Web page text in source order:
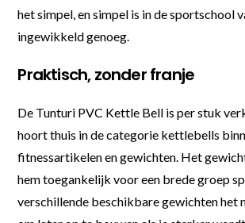
het simpel, en simpel is in de sportschool
ingewikkeld genoeg.
Praktisch, zonder franje
De Tunturi PVC Kettle Bell is per stuk
hoort thuis in de categorie kettlebells
fitnessartikelen en gewichten. Het
hem toegankelijk voor een brede groep
verschillende beschikbare gewichten het